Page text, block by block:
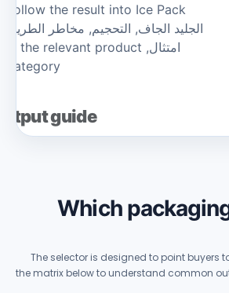
output guide
Follow the result into Ice Pack
,
الجليد الجاف, التحجيم, مخاطر الطريق,
امتثال,or the relevant product
category
.
Which
The selector is designed to point
the matrix below to understand